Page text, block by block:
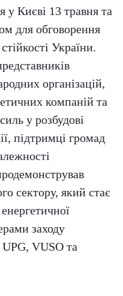
у Києві 13 травня та
для обговорення
України.
організацій,
компаній та
у розбудові
підтримці громад
сектору, який стає
заходу
VUSO та